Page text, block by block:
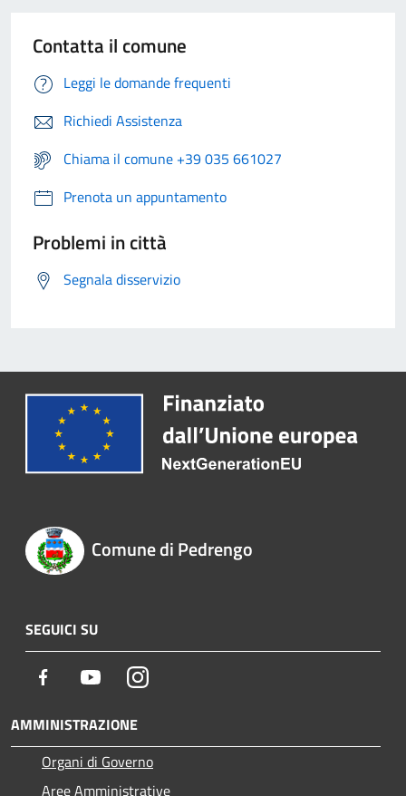
Contatta il comune
Leggi le domande frequenti
Richiedi Assistenza
Chiama il comune +39 035 661027
Prenota un appuntamento
Problemi in città
Segnala disservizio
Comune di Pedrengo
SEGUICI SU
Facebook YoutubeInstagram
AMMINISTRAZIONE
Organi di Governo
Aree Amministrative